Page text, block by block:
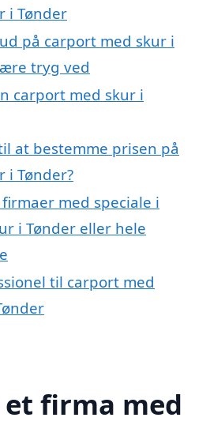
i Tønder
på carport med skur i
tryg ved
carport med skur i
at bestemme prisen på
i Tønder?
med speciale i
i Tønder eller hele
til carport med
firma med